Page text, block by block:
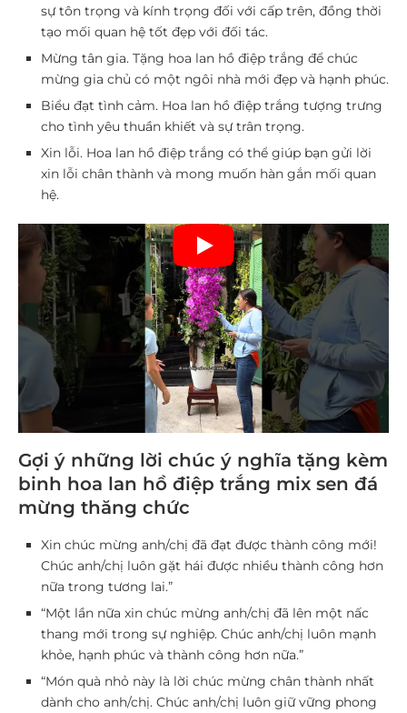
sự tôn trọng và kính trọng đối với cấp trên, đồng thời
tạo mối quan hệ tốt đẹp với đối tác.
Mừng tân gia. Tặng hoa lan hồ điệp trắng để chúc
mừng gia chủ có một ngôi nhà mới đẹp và hạnh phúc.
Biểu đạt tình cảm. Hoa lan hồ điệp trắng tượng trưng
cho tình yêu thuần khiết và sự trân trọng.
Xin lỗi. Hoa lan hồ điệp trắng có thể giúp bạn gửi lời
xin lỗi chân thành và mong muốn hàn gắn mối quan
hệ.
Gợi ý những lời chúc ý nghĩa tặng kèm
binh hoa lan hồ điệp trắng mix sen đá
mừng thăng chức
Xin chúc mừng anh/chị đã đạt được thành công mới!
Chúc anh/chị luôn gặt hái được nhiều thành công hơn
nữa trong tương lai.”
“Một lần nữa xin chúc mừng anh/chị đã lên một nấc
thang mới trong sự nghiệp. Chúc anh/chị luôn mạnh
khỏe, hạnh phúc và thành công hơn nữa.”
“Món quà nhỏ này là lời chúc mừng chân thành nhất
dành cho anh/chị. Chúc anh/chị luôn giữ vững phong